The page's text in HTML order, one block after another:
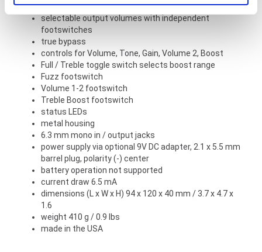
transistor treble boost
selectable output volumes with independent
footswitches
true bypass
controls for Volume, Tone, Gain, Volume 2, Boost
Full / Treble toggle switch selects boost range
Fuzz footswitch
Volume 1-2 footswitch
Treble Boost footswitch
status LEDs
metal housing
6.3 mm mono in / output jacks
power supply via optional 9V DC adapter, 2.1 x 5.5 mm
barrel plug, polarity (-) center
battery operation not supported
current draw 6.5 mA
dimensions (L x W x H) 94 x 120 x 40 mm / 3.7 x 4.7 x
1.6
weight 410 g / 0.9 lbs
made in the USA